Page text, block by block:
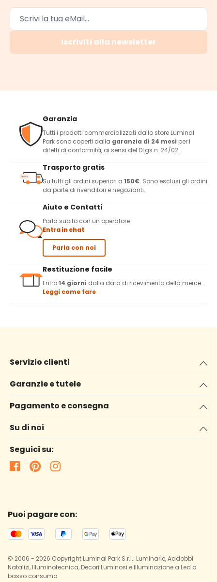
Iscriviti alla newsletter
Garanzia
Tutti i prodotti commercializzati dallo store Luminal
Park sono coperti dalla garanzia di 24 mesi per i
difetti di conformità, ai sensi del DLgs n. 24/02.
Trasporto gratis
Su tutti gli ordini superiori a 150€. Sono esclusi gli ordini
da parte di rivenditori e negozianti.
Aiuto e Contatti
Parla subito con un operatore
Entra in chat
Parla con noi
Restituzione facile
Entro14 giorni dalla data di ricevimento della merce.
Leggi come fare
Servizio clienti
Garanzie e tutele
Pagamento e consegna
Su di noi
Seguici su:
Puoi pagare con:
© 2006 - 2026 Copyright Luminal Park S.r.l.: Luminarie, Addobbi
Natalizi, Illuminotecnica, Decori Luminosi e Illuminazione a Led a
basso consumo